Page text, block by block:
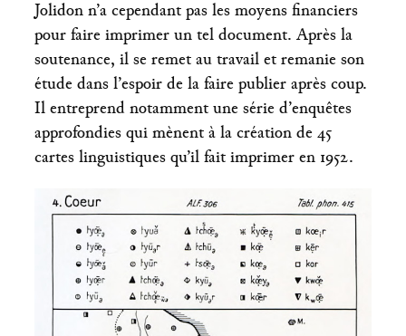
Jolidon n’a cependant pas les moyens financiers
pour faire imprimer un tel document. Après la
soutenance, il se remet au travail et remanie son
étude dans l’espoir de la faire publier après coup.
Il entreprend notamment une série d’enquêtes
approfondies qui mènent à la création de 45
cartes linguistiques qu’il fait imprimer en 1952.